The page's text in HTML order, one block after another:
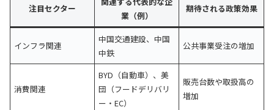
注目セクター
業（例）
期待される政策効果
インフラ関連
中国交通建設、中国
中鉄
公共事業受注の増加
消費関連
BYD（自動車）、美
団（フードデリバリ
ー・EC）
販売台数や取扱高の
増加